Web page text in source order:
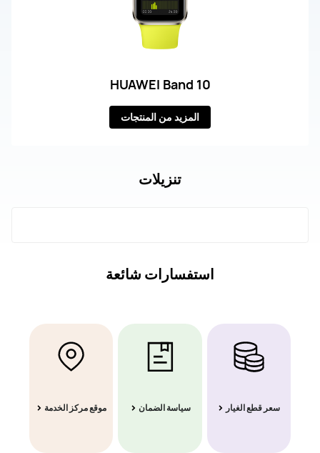
HUAWEI Band 10
المزيد من المنتجات
تنزيلات
استفسارات شائعة
سعر قطع الغيار سياسة الضمان موقع مركز الخدمة